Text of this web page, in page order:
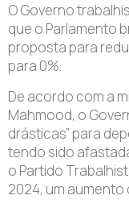
O Governo
que o Parlamento
proposta para
para 0%.
De acordo com a
Mahmood, o
drásticas” para
tendo sido
o Partido
2024, um aumento